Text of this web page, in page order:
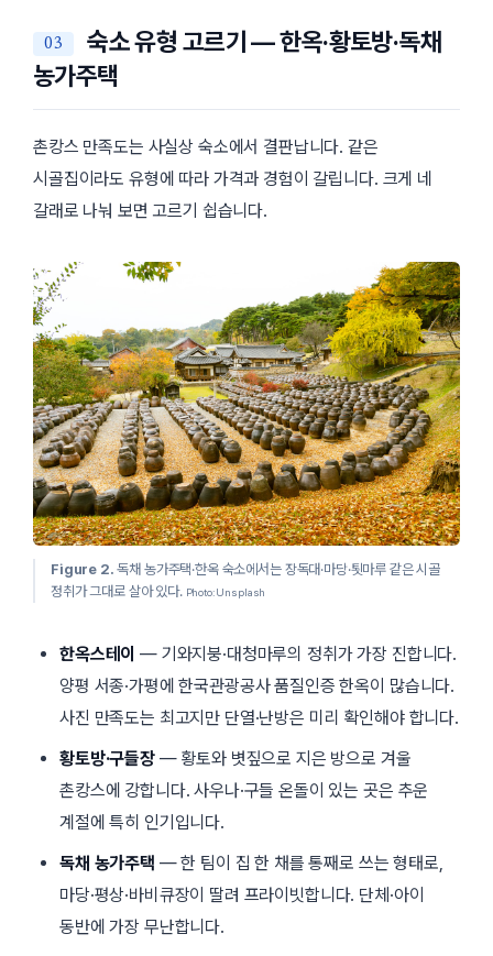
숙소 유형 고르기 — 한옥·황토방·독채
농가주택
촌캉스 만족도는 사실상 숙소에서 결판납니다. 같은
시골집이라도 유형에 따라 가격과 경험이 갈립니다. 크게 네
갈래로 나눠 보면 고르기 쉽습니다.
Figure 2. 독채 농가주택·한옥 숙소에서는 장독대·마당·툇마루 같은 시골
정취가 그대로 살아 있다. Photo: Unsplash
한옥스테이 — 기와지붕·대청마루의 정취가 가장 진합니다.
양평 서종·가평에 한국관광공사 품질인증 한옥이 많습니다.
사진 만족도는 최고지만 단열·난방은 미리 확인해야 합니다.
황토방·구들장— 황토와 볏짚으로 지은 방으로 겨울
촌캉스에 강합니다. 사우나·구들 온돌이 있는 곳은 추운
계절에 특히 인기입니다.
독채 농가주택 — 한 팀이 집 한 채를 통째로 쓰는 형태로,
마당·평상·바비큐장이 딸려 프라이빗합니다. 단체·아이
동반에 가장 무난합니다.